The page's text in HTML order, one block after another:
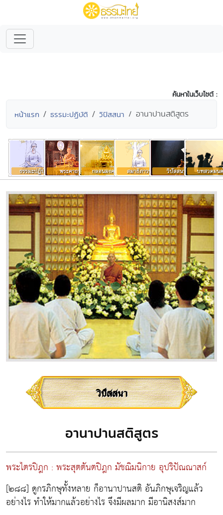
ค้นหาในเว็บไซต์ :
หน้าแรก ธรรมะปฏิบัติ วิปัสสนา อานาปานสติสูตร
วิปัสสนา
อานาปานสติสูตร
พระไตรปิฎก : พระสุตตันตปิฎก มัชฌิมนิกาย อุปริปัณณาสก์
[๒๘๘] ดูกรภิกษุทั้งหลาย ก็อานาปานสติ อันภิกษุเจริญแล้ว
อย่างไร ทำให้มากแล้วอย่างไร จึงมีผลมาก มีอานิสงส์มาก